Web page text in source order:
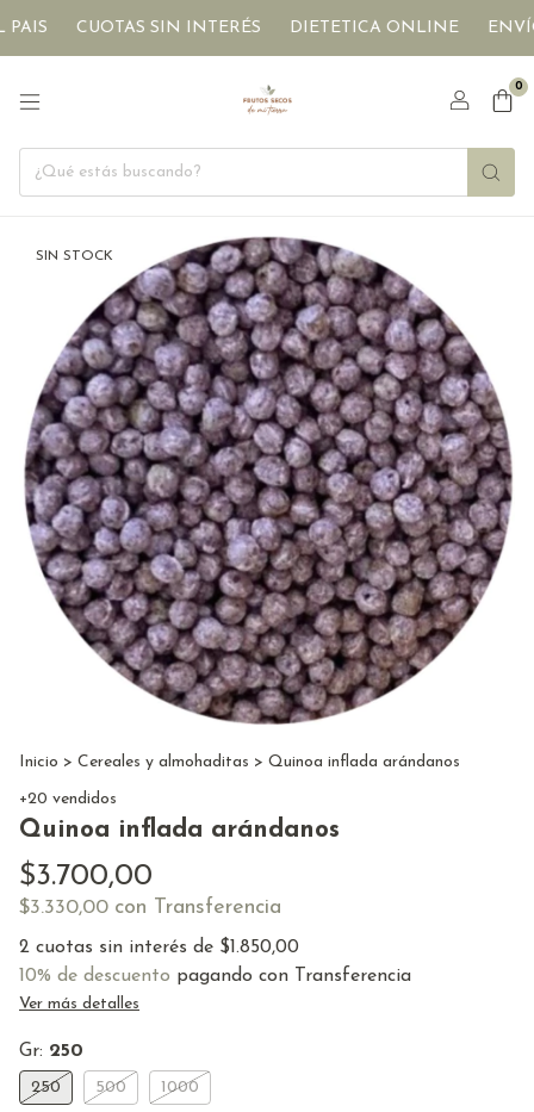
CUOTAS SIN INTERÉS DIETETICA ONLINE ENVÍOS A
0
SIN STOCK
Inicio > Cereales y almohaditas > Quinoa inflada arándanos
+20 vendidos
Quinoa inflada arándanos
$3.700,00
$3.330,00 con Transferencia
2 cuotas sin interés de $1.850,00
10% de descuento pagando con Transferencia
Ver más detalles
Gr: 250
250 500 1000